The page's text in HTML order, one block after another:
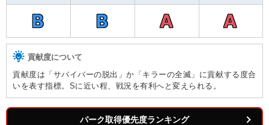
B B A A
貢献度について
貢献度は「サバイバーの脱出」か「キラーの全滅」に貢献する度合
いを表す指標。Sに近い程、戦況を有利へと変えられる。
パーク取得優先度ランキング